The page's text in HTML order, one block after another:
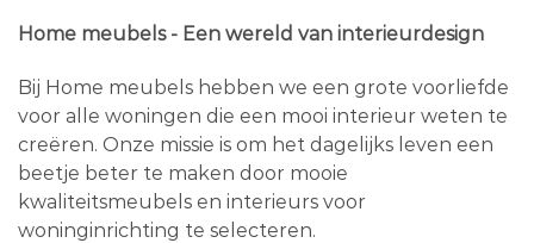
Home meubels - Een wereld van interieurdesign
Bij Home meubels hebben we een grote voorliefde
voor alle woningen die een mooi interieur weten te
creëren. Onze missie is om het dagelijks leven een
beetje beter te maken door mooie
kwaliteitsmeubels en interieurs voor
woninginrichting te selecteren.